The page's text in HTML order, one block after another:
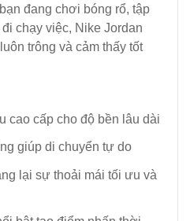
đang chơi bóng rổ, tập
chạy việc, Nike Jordan
trông và cảm thấy tốt
cao cấp cho độ bền lâu dài
giúp di chuyển tự do
lại sự thoải mái tối ưu và